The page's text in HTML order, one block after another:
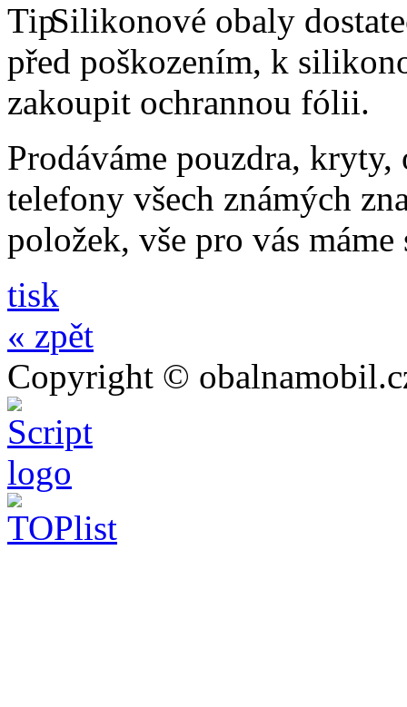
Silikonové obaly
před poškozením, k
zakoupit ochrannou fólii.
Prodáváme pouzdra,
telefony všech známých
položek, vše pro vás
tisk
« zpět
Copyright ©